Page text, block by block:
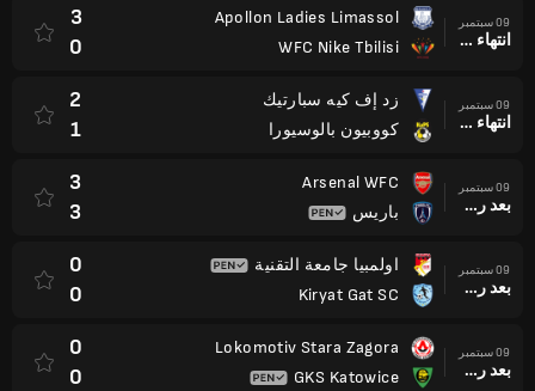
09 سبتمبر
انتهاء وقت المباراة
Apollon Ladies Limassol
WFC Nike Tbilisi
3
0
09 سبتمبر
انتهاء وقت المباراة
زد إف كيه سبارتيك
كووبيون بالوسيورا
2
1
09 سبتمبر
بعد ركلات الترجيح
Arsenal WFC
باريس
3
3
09 سبتمبر
بعد ركلات الترجيح
اولمبيا جامعة التقنية
Kiryat Gat SC
0
0
09 سبتمبر
بعد ركلات الترجيح
Lokomotiv Stara Zagora
GKS Katowice
0
0